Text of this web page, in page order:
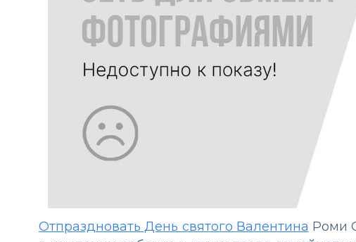
Отпраздновать День святого Валентина Роми